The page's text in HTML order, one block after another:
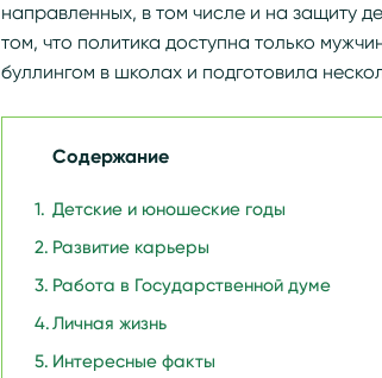
направленных, в том числе и на защиту
том, что политика доступна только
буллингом в школах и подготовила
Содержание
Детские и юношеские годы
Развитие карьеры
Работа в Государственной думе
Личная жизнь
Интересные факты